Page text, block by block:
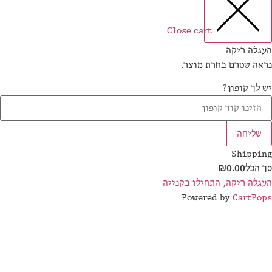
Close cart
ריקה
שטרם בחרת מוצר.
קופון?
₪0.00
ריקה, התחילו בקנייה
Powered by